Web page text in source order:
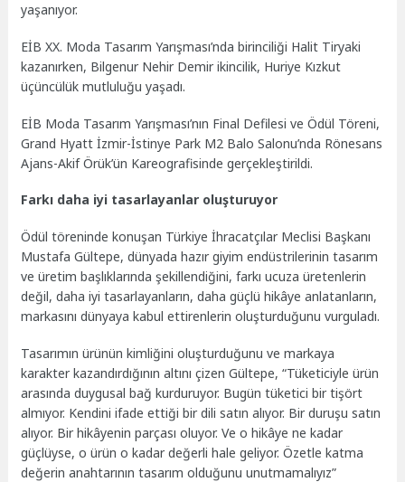
yaşanıyor.
EİB XX. Moda Tasarım Yarışması’nda birinciliği Halit Tiryaki
kazanırken, Bilgenur Nehir Demir ikincilik, Huriye Kızkut
üçüncülük mutluluğu yaşadı.
EİB Moda Tasarım Yarışması’nın Final Defilesi ve Ödül Töreni,
Grand Hyatt İzmir-İstinye Park M2 Balo Salonu’nda Rönesans
Ajans-Akif Örük’ün Kareografisinde gerçekleştirildi.
Farkı daha iyi tasarlayanlar oluşturuyor
Ödül töreninde konuşan Türkiye İhracatçılar Meclisi Başkanı
Mustafa Gültepe, dünyada hazır giyim endüstrilerinin tasarım
ve üretim başlıklarında şekillendiğini, farkı ucuza üretenlerin
değil, daha iyi tasarlayanların, daha güçlü hikâye anlatanların,
markasını dünyaya kabul ettirenlerin oluşturduğunu vurguladı.
Tasarımın ürünün kimliğini oluşturduğunu ve markaya
karakter kazandırdığının altını çizen Gültepe, “Tüketiciyle ürün
arasında duygusal bağ kurduruyor. Bugün tüketici bir tişört
almıyor. Kendini ifade ettiği bir dili satın alıyor. Bir duruşu satın
alıyor. Bir hikâyenin parçası oluyor. Ve o hikâye ne kadar
güçlüyse, o ürün o kadar değerli hale geliyor. Özetle katma
değerin anahtarının tasarım olduğunu unutmamalıyız”